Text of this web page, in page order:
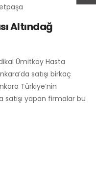
Altındağ
Ümitköy Hasta
satışı birkaç
Türkiye’nin
satışı yapan firmalar bu